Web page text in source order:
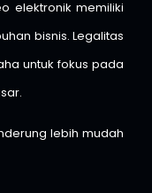
elektronik memiliki
bisnis. Legalitas
untuk fokus pada
lebih mudah